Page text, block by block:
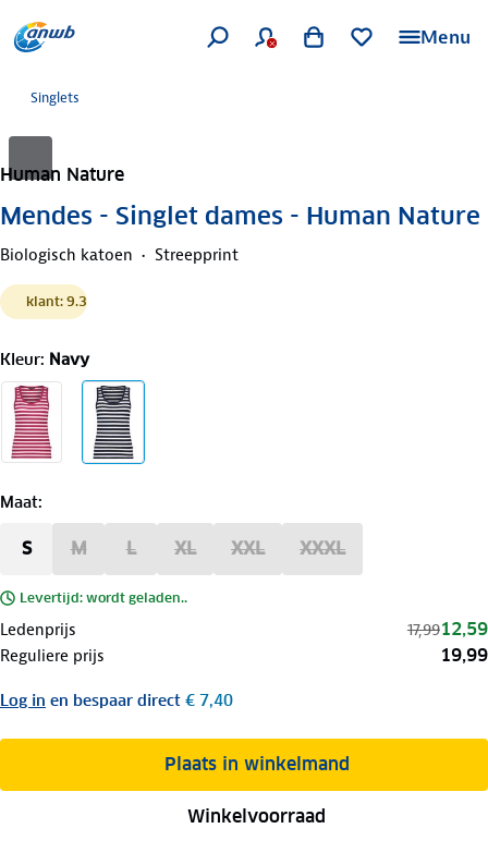
Menu
Singlets
Human Nature
Mendes - Singlet dames - Human Nature
Biologisch katoen Streepprint
klant: 9.3
Kleur: Navy
Maat:
S M L XL XXL XXXL
Levertijd: wordt geladen..
Ledenprijs 17,9912,59
Reguliere prijs 19,99
Log in en bespaar direct € 7,40
Plaats in winkelmand
Winkelvoorraad